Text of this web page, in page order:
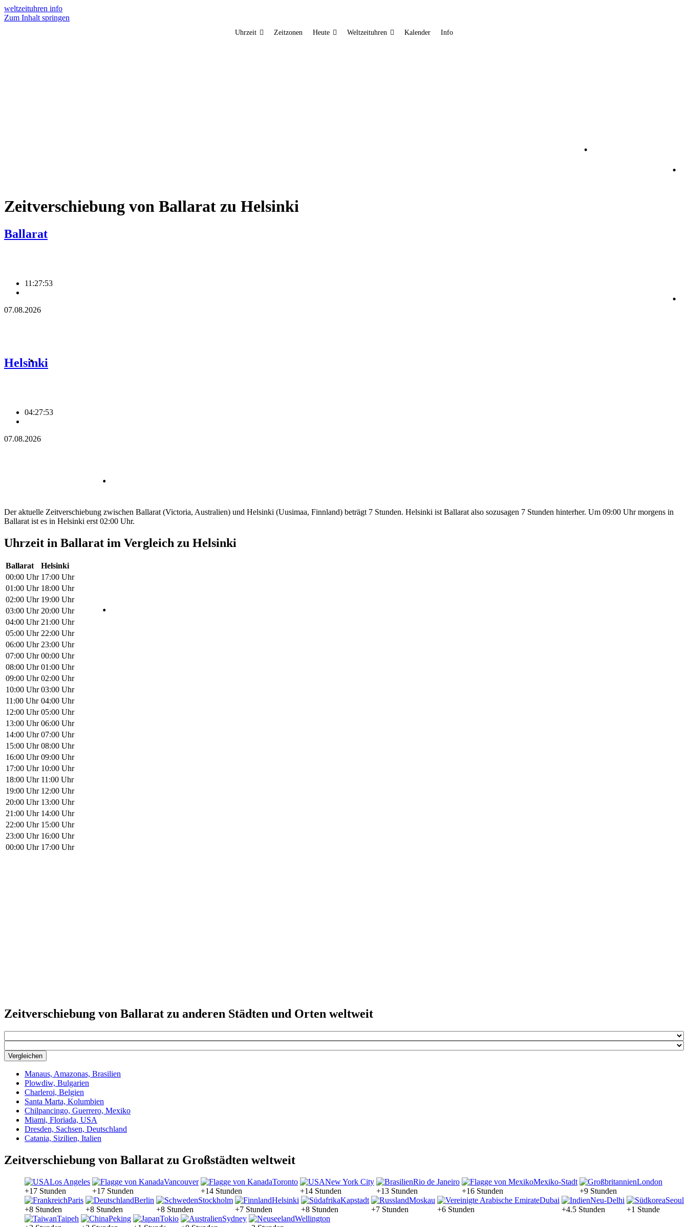
weltzeituhren info
Zum Inhalt springen
Uhrzeit Zeitzonen Heute Weltzeituhren Kalender Info
Zeitverschiebung von Ballarat zu Helsinki
Ballarat
11:27:54
07.08.2026
Helsinki
04:27:54
07.08.2026
Der aktuelle Zeitverschiebung zwischen Ballarat (Victoria, Australien) und Helsinki (Uusimaa, Finnland) beträgt 7 Stunden. Helsinki ist Ballarat also sozusagen 7 Stunden hinterher. Um 09:00 Uhr morgens in
Ballarat ist es in Helsinki erst 02:00 Uhr.
Uhrzeit in Ballarat im Vergleich zu Helsinki
Ballarat
Helsinki
00:00 Uhr 17:00 Uhr
01:00 Uhr 18:00 Uhr
02:00 Uhr 19:00 Uhr
03:00 Uhr 20:00 Uhr
04:00 Uhr 21:00 Uhr
05:00 Uhr 22:00 Uhr
06:00 Uhr 23:00 Uhr
07:00 Uhr 00:00 Uhr
08:00 Uhr 01:00 Uhr
09:00 Uhr 02:00 Uhr
10:00 Uhr 03:00 Uhr
11:00 Uhr 04:00 Uhr
12:00 Uhr 05:00 Uhr
13:00 Uhr 06:00 Uhr
14:00 Uhr 07:00 Uhr
15:00 Uhr 08:00 Uhr
16:00 Uhr 09:00 Uhr
17:00 Uhr 10:00 Uhr
18:00 Uhr 11:00 Uhr
19:00 Uhr 12:00 Uhr
20:00 Uhr 13:00 Uhr
21:00 Uhr 14:00 Uhr
22:00 Uhr 15:00 Uhr
23:00 Uhr 16:00 Uhr
00:00 Uhr 17:00 Uhr
Zeitverschiebung von Ballarat zu anderen Städten und Orten weltweit
Vergleichen
Manaus, Amazonas, Brasilien
Plowdiw, Bulgarien
Charleroi, Belgien
Santa Marta, Kolumbien
Chilpancingo, Guerrero, Mexiko
Miami, Floriada, USA
Dresden, Sachsen, Deutschland
Catania, Sizilien, Italien
Zeitverschiebung von Ballarat zu Großstädten weltweit
Los Angeles
+17 Stunden
Vancouver
+17 Stunden
Toronto
+14 Stunden
New York City
+14 Stunden
Rio de Janeiro
+13 Stunden
Mexiko-Stadt
+16 Stunden
London
+9 Stunden
Paris
+8 Stunden
Berlin
+8 Stunden
Stockholm
+8 Stunden
Helsinki
+7 Stunden
Kapstadt
+8 Stunden
Moskau
+7 Stunden
Dubai
+6 Stunden
Neu-Delhi
+4.5 Stunden
Seoul
+1 Stunde
Taipeh
Peking
Tokio
Sydney
Wellington